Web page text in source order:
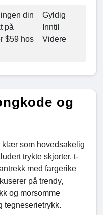
din
på
$59 hos
Gyldig
Inntil
Videre
og
klær som hovedsakelig
trykte skjorter, t-
med fargerike
på trendy,
og morsomme
tegneserietrykk.